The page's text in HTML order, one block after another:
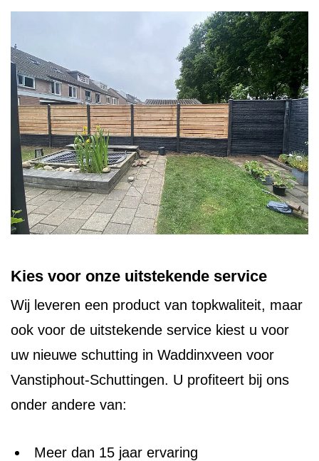
Kies voor onze uitstekende service
Wij leveren een product van topkwaliteit, maar
ook voor de uitstekende service kiest u voor
uw nieuwe schutting in Waddinxveen voor
Vanstiphout-Schuttingen. U profiteert bij ons
onder andere van:
Meer dan 15 jaar ervaring